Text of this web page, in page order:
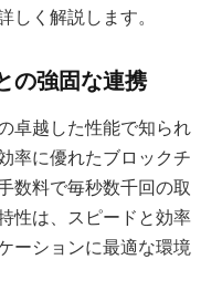
しく解説します。
の強固な連携
卓越した性能で知られ
率に優れたブロックチ
数料で毎秒数千回の取
性は、スピードと効率
ーションに最適な環境